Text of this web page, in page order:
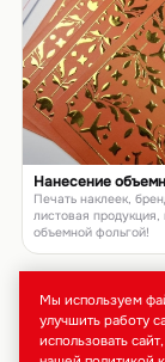
Нанесение
Печать наклеек,
листовая продукция,
объемной фольгой!
Мы используем
улучшить работу
использовать